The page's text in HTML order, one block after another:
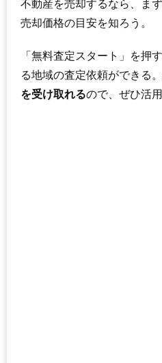
不動産を売却するなら、ま
売却価格の目安を知ろう。
「無料査定スタート」を押
る地域の査定依頼ができる。
を受け取れるので、ぜひ活